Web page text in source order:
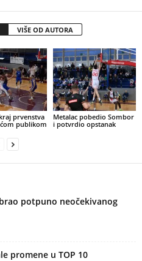
VIŠE OD AUTORA
prvenstva
publikom
Metalac pobedio Sombor
i potvrdio opstanak
potpuno neočekivanog
promene u TOP 10